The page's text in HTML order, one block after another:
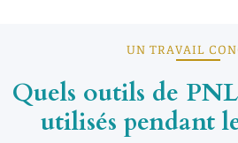
UN TRAVAIL
Quels outils de
utilisés pendant